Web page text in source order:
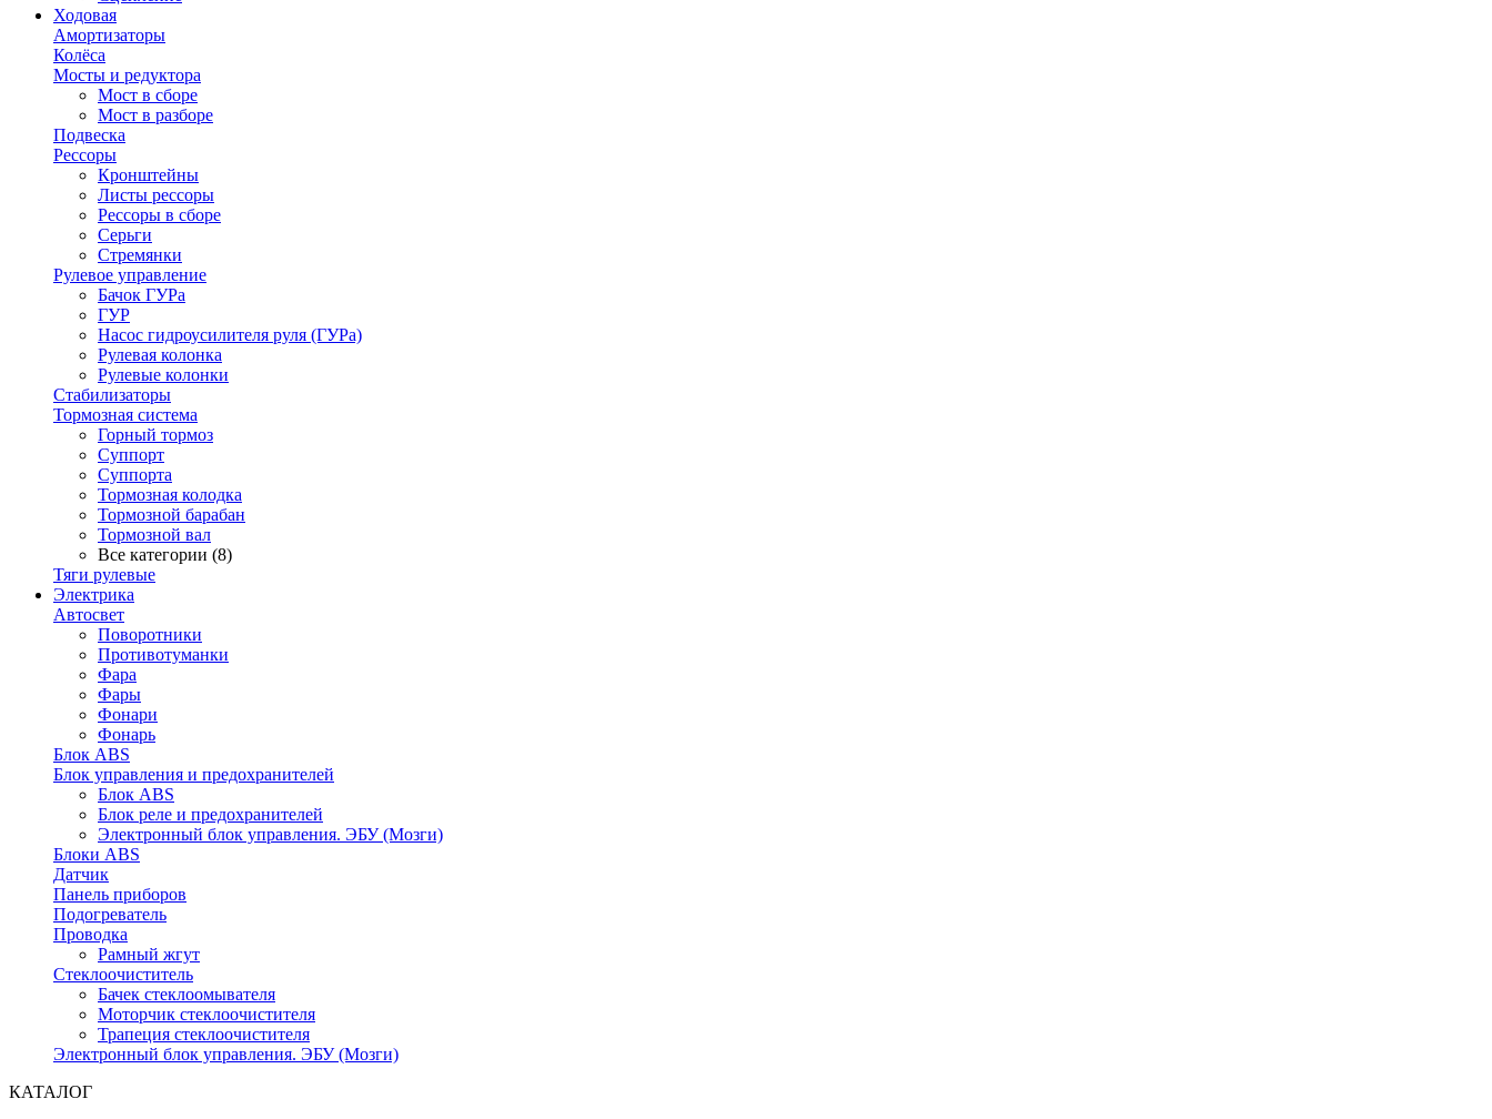
Ходовая
Амортизаторы
Колёса
Мосты и редуктора
Мост в сборе
Мост в разборе
Подвеска
Рессоры
Кронштейны
Листы рессоры
Рессоры в сборе
Серьги
Стремянки
Рулевое управление
Бачок ГУРа
ГУР
Насос гидроусилителя руля (ГУРа)
Рулевая колонка
Рулевые колонки
Стабилизаторы
Тормозная система
Горный тормоз
Суппорт
Суппорта
Тормозная колодка
Тормозной барабан
Тормозной вал
Все категории (8)
Тяги рулевые
Электрика
Автосвет
Поворотники
Противотуманки
Фара
Фары
Фонари
Фонарь
Блок ABS
Блок управления и предохранителей
Блок ABS
Блок реле и предохранителей
Электронный блок управления. ЭБУ (Мозги)
Блоки ABS
Датчик
Панель приборов
Подогреватель
Проводка
Рамный жгут
Стеклоочиститель
Бачек стеклоомывателя
Моторчик стеклоочистителя
Трапеция стеклоочистителя
Электронный блок управления. ЭБУ (Мозги)
КАТАЛОГ